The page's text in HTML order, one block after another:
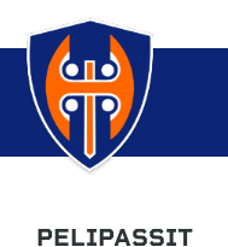
PELIPASSIT